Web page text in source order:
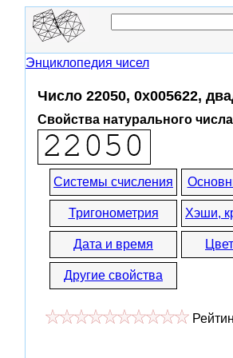
Энциклопедия чисел
Число 22050, 0x005622,
Свойства натурального
Системы счисления
Тригонометрия Хэши,
Дата и время
Другие свойства